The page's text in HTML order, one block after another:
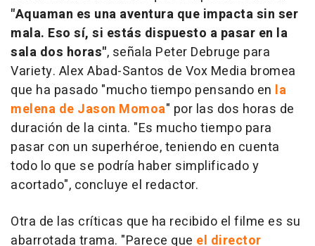
"Aquaman es una aventura que impacta sin ser
mala. Eso sí, si estás dispuesto a pasar en la
sala dos horas", señala Peter Debruge para
Variety. Alex Abad-Santos de Vox Media bromea
que ha pasado "mucho tiempo pensando en la
melena de Jason Momoa" por las dos horas de
duración de la cinta. "Es mucho tiempo para
pasar con un superhéroe, teniendo en cuenta
todo lo que se podría haber simplificado y
acortado", concluye el redactor.
Otra de las críticas que ha recibido el filme es su
abarrotada trama. "Parece que el director